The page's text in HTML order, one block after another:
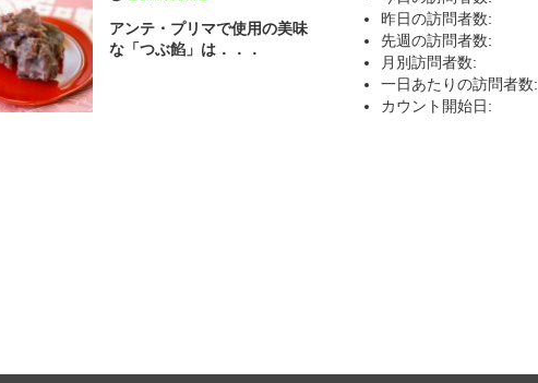
アンテ・プリマで使用の美味
な「つぶ餡」は．．．
昨日の訪問者数:
先週の訪問者数:
月別訪問者数:
一日あたりの訪問者数:
カウント開始日: